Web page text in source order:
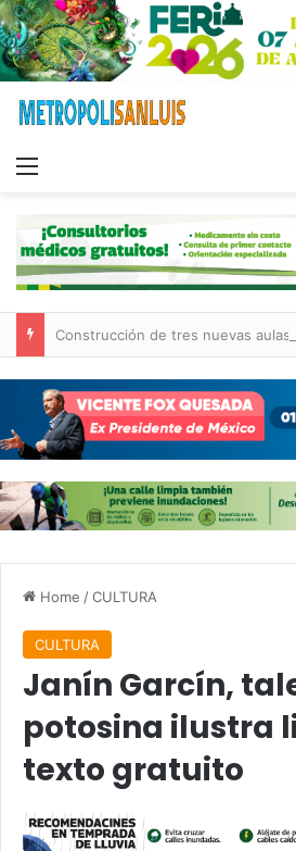
Home /CULTURA
CULTURA
Janín Garcín,
potosina ilustra
texto gratuito